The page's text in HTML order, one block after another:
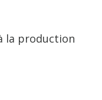
la production